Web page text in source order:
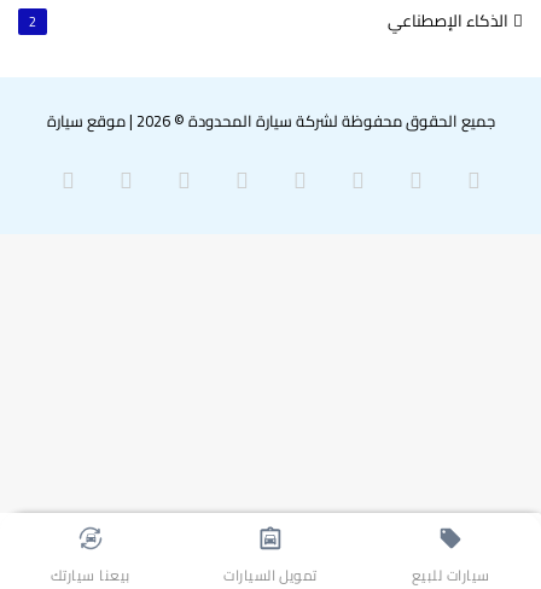
الذكاء الإصطناعي 2
جميع الحقوق محفوظة لشركة سيارة المحدودة © 2026 |موقع سيارة
فيسبوك بينتيريست لينكدإن ‫YouTube انستقرام سناب
سيارات للبيع تمويل السيارات بيعنا سيارتك